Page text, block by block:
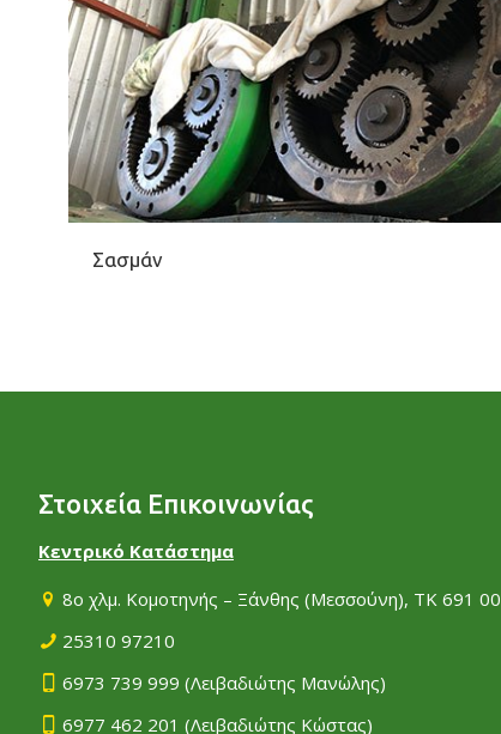
Σασμάν
Στοιχεία Επικοινωνίας
Κεντρικό Κατάστημα
8ο χλμ. Κομοτηνής – Ξάνθης (Μεσσούνη), ΤΚ 691 00
25310 97210
6973 739 999 (Λειβαδιώτης Μανώλης)
6977 462 201 (Λειβαδιώτης Κώστας)